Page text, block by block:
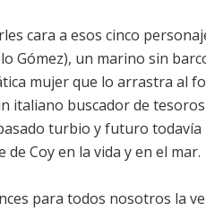
cara a esos cinco
Gómez), un marino sin
mujer que lo arrastra al
italiano buscador de
turbio y futuro
de Coy en la vida y en el mar.
para todos nosotros la